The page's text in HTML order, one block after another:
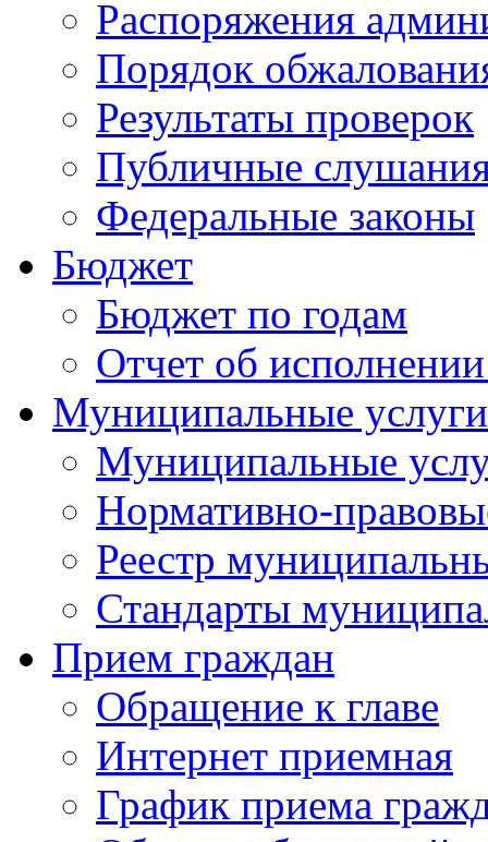
Распоряжения
Порядок
Результаты проверок
Публичные
Федеральные законы
Бюджет
Бюджет по годам
Отчет об
Муниципальные услуги
Муниципальные
Нормативно-
Реестр
Стандарты
Прием граждан
Обращение к главе
Интернет приемная
График приема